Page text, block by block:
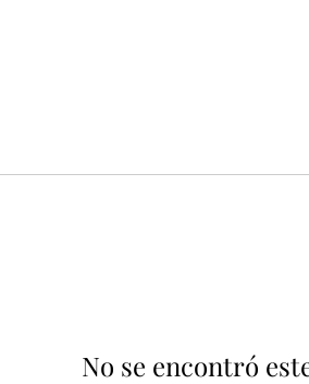
No se encontró